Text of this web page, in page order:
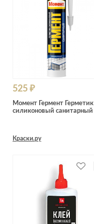
525 ₽
Момент Гермент Герметик
силиконовый санитарный
Краски.ру